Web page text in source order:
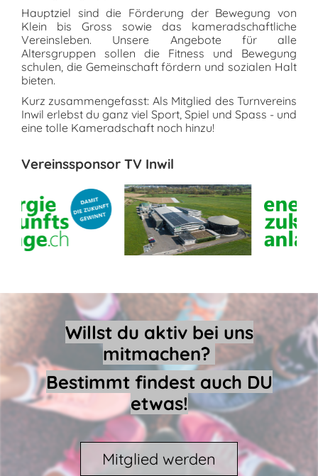
Hauptziel sind die Förderung der Bewegung von
Klein bis Gross sowie das kameradschaftliche
Vereinsleben. Unsere Angebote für alle
Altersgruppen sollen die Fitness und Bewegung
schulen, die Gemeinschaft fördern und sozialen Halt
bieten.
Kurz zusammengefasst: Als Mitglied des Turnvereins
Inwil erlebst du ganz viel Sport, Spiel und Spass - und
eine tolle Kameradschaft noch hinzu!
Vereinssponsor TV Inwil
Willst du aktiv bei uns
mitmachen?
Bestimmt findest auch DU
etwas!
Mitglied werden